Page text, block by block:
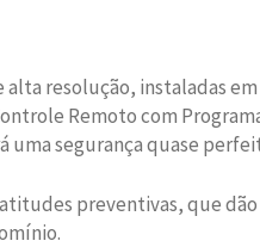
alta resolução, instaladas
Remoto com
uma segurança quase
preventivas, que